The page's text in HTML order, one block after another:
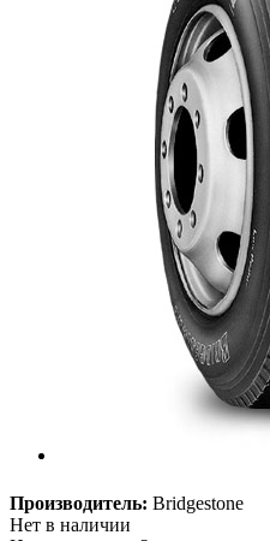
Производитель: Bridgestone
Нет в наличии